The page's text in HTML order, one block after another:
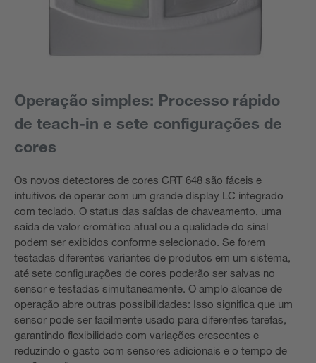
Operação simples: Processo rápido
de teach-in e sete configurações de
cores
Os novos detectores de cores CRT 648 são fáceis e
intuitivos de operar com um grande display LC integrado
com teclado. O status das saídas de chaveamento, uma
saída de valor cromático atual ou a qualidade do sinal
podem ser exibidos conforme selecionado. Se forem
testadas diferentes variantes de produtos em um sistema,
até sete configurações de cores poderão ser salvas no
sensor e testadas simultaneamente. O amplo alcance de
operação abre outras possibilidades: Isso significa que um
sensor pode ser facilmente usado para diferentes tarefas,
garantindo flexibilidade com variações crescentes e
reduzindo o gasto com sensores adicionais e o tempo de